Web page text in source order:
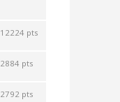
12224 pts
2884 pts
2792 pts